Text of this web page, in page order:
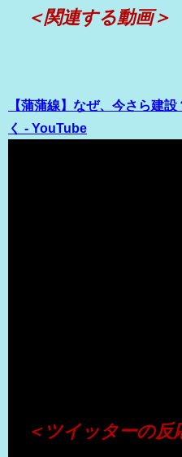
＜関連する動画＞
【蒲蒲線】なぜ、今さら建
く - YouTube
＜ツイッターの反